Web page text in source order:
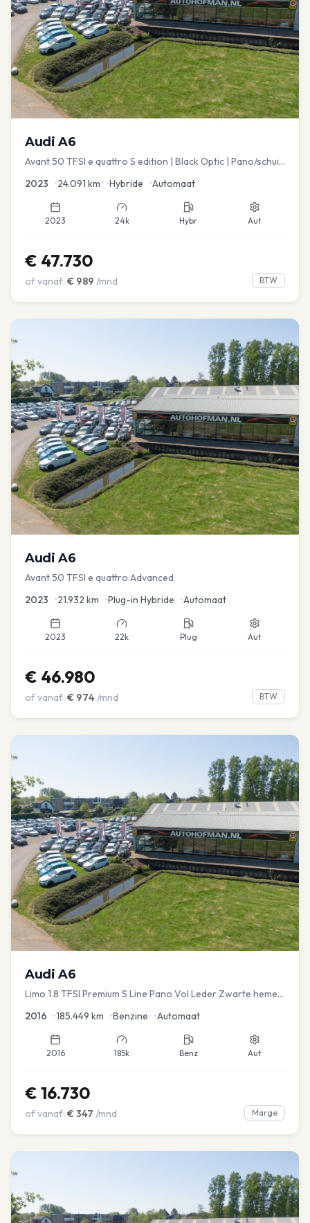
Audi A6
Avant 50 TFSI e quattro S edition | Black Optic | Pano/schuif
2023 •24.091 km •Hybride •Automaat
2023 24k Hybr Aut
€ 47.730
of vanaf: € 989 /mnd BTW
Audi A6
Avant 50 TFSI e quattro Advanced
2023 •21.932 km •Plug-in Hybride •Automaat
2023 22k Plug Aut
€ 46.980
of vanaf: € 974 /mnd BTW
Audi A6
Limo 1.8 TFSI Premium S Line Pano Vol Leder Zwarte hemel
2016 •185.449 km •Benzine •Automaat
2016 185k Benz Aut
€ 16.730
of vanaf: € 347 /mnd Marge